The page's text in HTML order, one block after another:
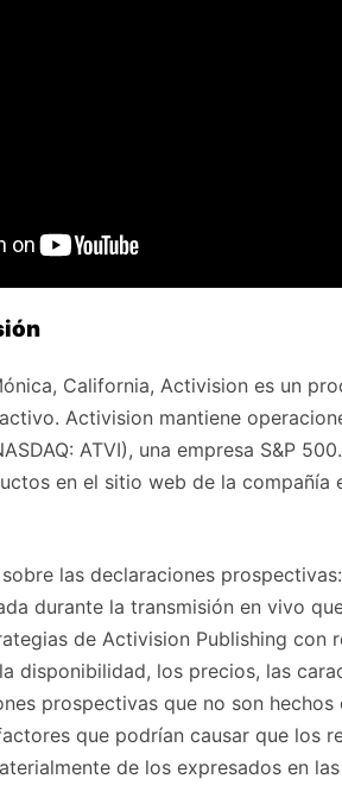
California, Activision es un
Activision mantiene
ATVI), una empresa S&P
en el sitio web de la compañía
las declaraciones
durante la transmisión en vivo
de Activision Publishing con
disponibilidad, los precios, las
prospectivas que no son
que podrían causar que los
de los expresados ​​en